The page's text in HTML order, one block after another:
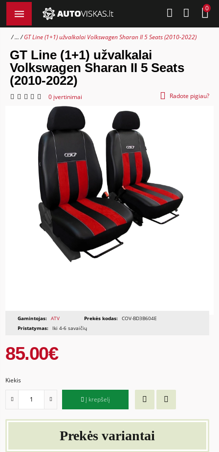
0
... GT Line (1+1) užvalkalai Volkswagen Sharan II 5 Seats (2010-2022)
GT Line (1+1) užvalkalai
Volkswagen Sharan II 5 Seats
(2010-2022)
0 įvertinimai Radote pigiau?
Gamintojas: ATV Prekės kodas: COV-BD3B604E
Pristatymas:
Iki 4-6 savaičių
85.00€
Kiekis
Į krepšelį
Prekės variantai